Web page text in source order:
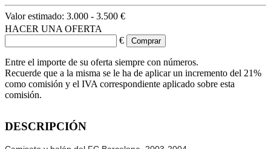
Valor estimado: 3.000 - 3.500 €
HACER UNA OFERTA
€
Entre el importe de su oferta siempre con números.
Recuerde que a la misma se le ha de aplicar un incremento del 21%
como comisión y el IVA correspondiente aplicado sobre esta
comisión.
DESCRIPCIÓN